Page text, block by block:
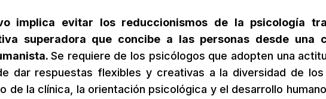
implica evitar los reduccionismos de la psicología
superadora que concibe a las personas desde una
Se requiere de los psicólogos que adopten una
dar respuestas flexibles y creativas a la diversidad de los
de la clínica, la orientación psicológica y el desarrollo